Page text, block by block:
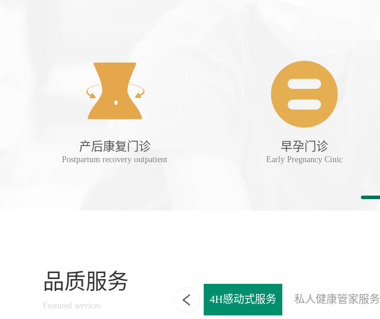
产后康复门诊
Postpartum recovery outpatient
早孕门诊
Early Pregnancy Cinic
品质服务
Featured services
独立诊室 一站式家庭口腔健康管理 4H感动式服务 私人健康管家服务